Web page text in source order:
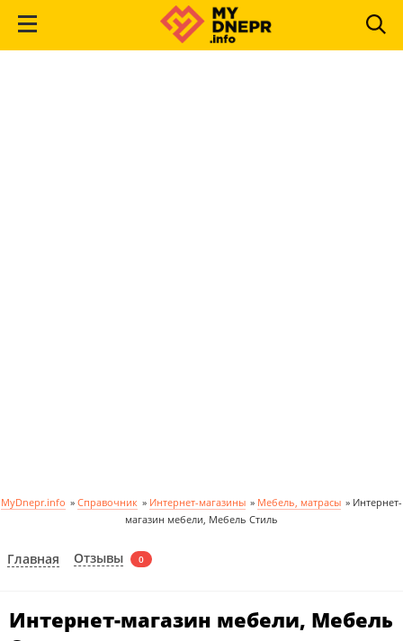
MyDnepr.info » Справочник » Интернет-магазины » Мебель, матрасы » Интернет-
магазин мебели, Мебель Стиль
Главная Отзывы 0
Интернет-магазин мебели, Мебель